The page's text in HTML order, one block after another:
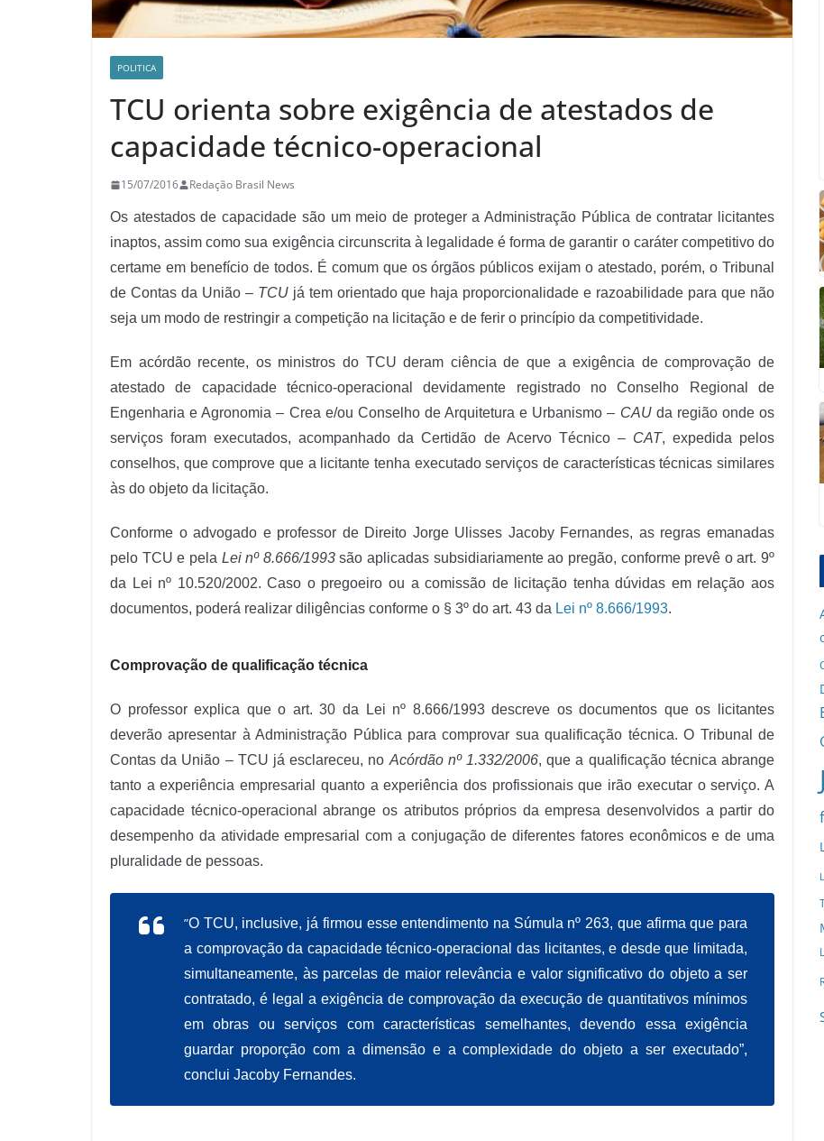
POLITICA
TCU orienta sobre exigência de atestados de
capacidade técnico-operacional
15/07/2016 Redação Brasil News
Os atestados de capacidade são um meio de proteger a Administração Pública de contratar licitantes
inaptos, assim como sua exigência circunscrita à legalidade é forma de garantir o caráter competitivo do
certame em benefício de todos. É comum que os órgãos públicos exijam o atestado, porém, o Tribunal
de Contas da União – TCUjá tem orientado que haja proporcionalidade e razoabilidade para que não
seja um modo de restringir a competição na licitação e de ferir o princípio da competitividade.
Em acórdão recente, os ministros do TCU deram ciência de que a exigência de comprovação de
atestado de capacidade técnico-operacional devidamente registrado no Conselho Regional de
Engenharia e Agronomia – Crea e/ou Conselho de Arquitetura e Urbanismo – CAUda região onde os
serviços foram executados, acompanhado da Certidão de Acervo Técnico – CAT, expedida pelos
conselhos, que comprove que a licitante tenha executado serviços de características técnicas similares
às do objeto da licitação.
Conforme o advogado e professor de Direito Jorge Ulisses Jacoby Fernandes, as regras emanadas
pelo TCU e pela Lei nº 8.666/1993são aplicadas subsidiariamente ao pregão, conforme prevê o art. 9º
da Lei nº 10.520/2002. Caso o pregoeiro ou a comissão de licitação tenha dúvidas em relação aos
documentos, poderá realizar diligências conforme o § 3º do art. 43 da Lei nº 8.666/1993.
Comprovação de qualificação técnica
O professor explica que o art. 30 da Lei nº 8.666/1993 descreve os documentos que os licitantes
deverão apresentar à Administração Pública para comprovar sua qualificação técnica. O Tribunal de
Contas da União – TCU já esclareceu, no Acórdão nº 1.332/2006, que a qualificação técnica abrange
tanto a experiência empresarial quanto a experiência dos profissionais que irão executar o serviço. A
capacidade técnico-operacional abrange os atributos próprios da empresa desenvolvidos a partir do
desempenho da atividade empresarial com a conjugação de diferentes fatores econômicos e de uma
pluralidade de pessoas.
”O TCU, inclusive, já firmou esse entendimento na Súmula nº 263, que afirma que para
a comprovação da capacidade técnico-operacional das licitantes, e desde que limitada,
simultaneamente, às parcelas de maior relevância e valor significativo do objeto a ser
contratado, é legal a exigência de comprovação da execução de quantitativos mínimos
em obras ou serviços com características semelhantes, devendo essa exigência
guardar proporção com a dimensão e a complexidade do objeto a ser executado”,
conclui Jacoby Fernandes.